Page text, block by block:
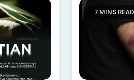
7 MINS READ